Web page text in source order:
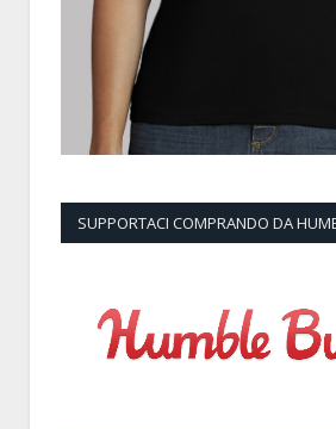
SUPPORTACI COMPRANDO DA